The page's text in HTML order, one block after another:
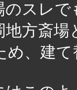
のスレ
地方斎
め、建